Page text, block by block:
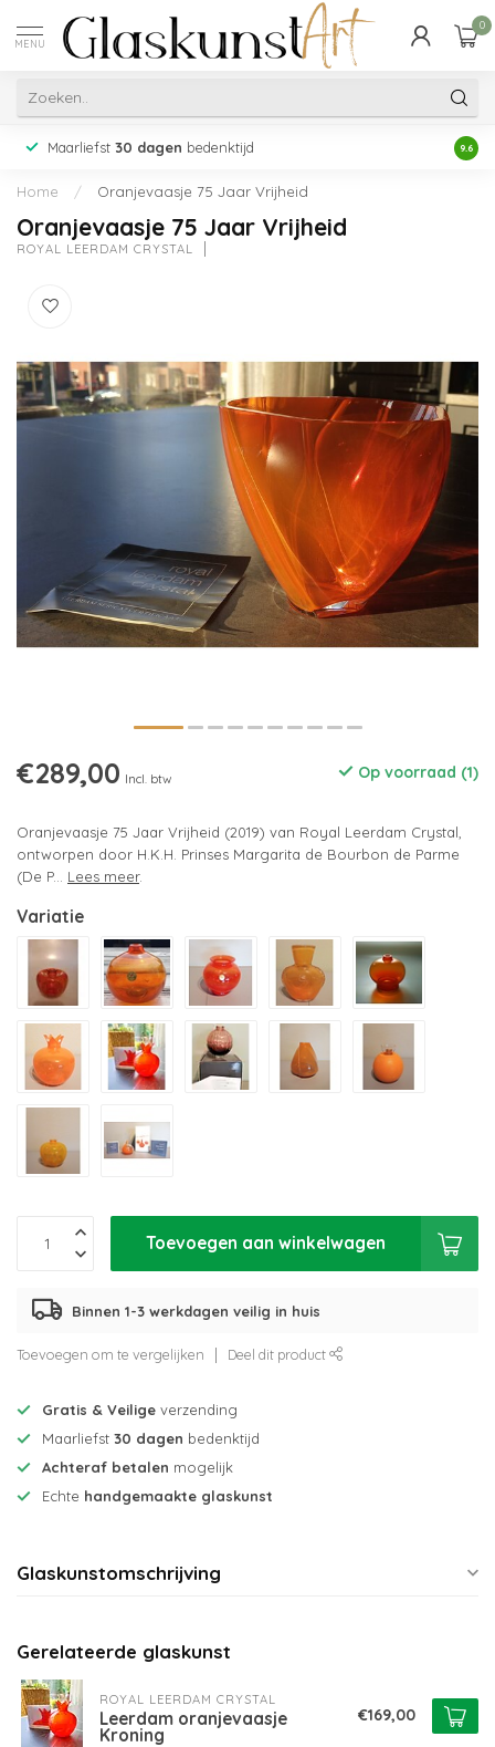
MENU
0
Maarliefst 30 dagen bedenktijd 9.6
Home / Oranjevaasje 75 Jaar Vrijheid
Oranjevaasje 75 Jaar Vrijheid
ROYAL LEERDAM CRYSTAL
€289,00 Incl. btw Op voorraad (1)
Oranjevaasje 75 Jaar Vrijheid (2019) van Royal Leerdam Crystal,
ontworpen door H.K.H. Prinses Margarita de Bourbon de Parme
(De P... Lees meer.
Variatie
Toevoegen aan winkelwagen
Binnen 1-3 werkdagen veilig in huis
Toevoegen om te vergelijken Deel dit product
Gratis & Veilige verzending
Maarliefst 30 dagen bedenktijd
Achteraf betalen mogelijk
Echte handgemaakte glaskunst
Glaskunstomschrijving
Gerelateerde glaskunst
ROYAL LEERDAM CRYSTAL
Leerdam oranjevaasje
Kroning
€169,00